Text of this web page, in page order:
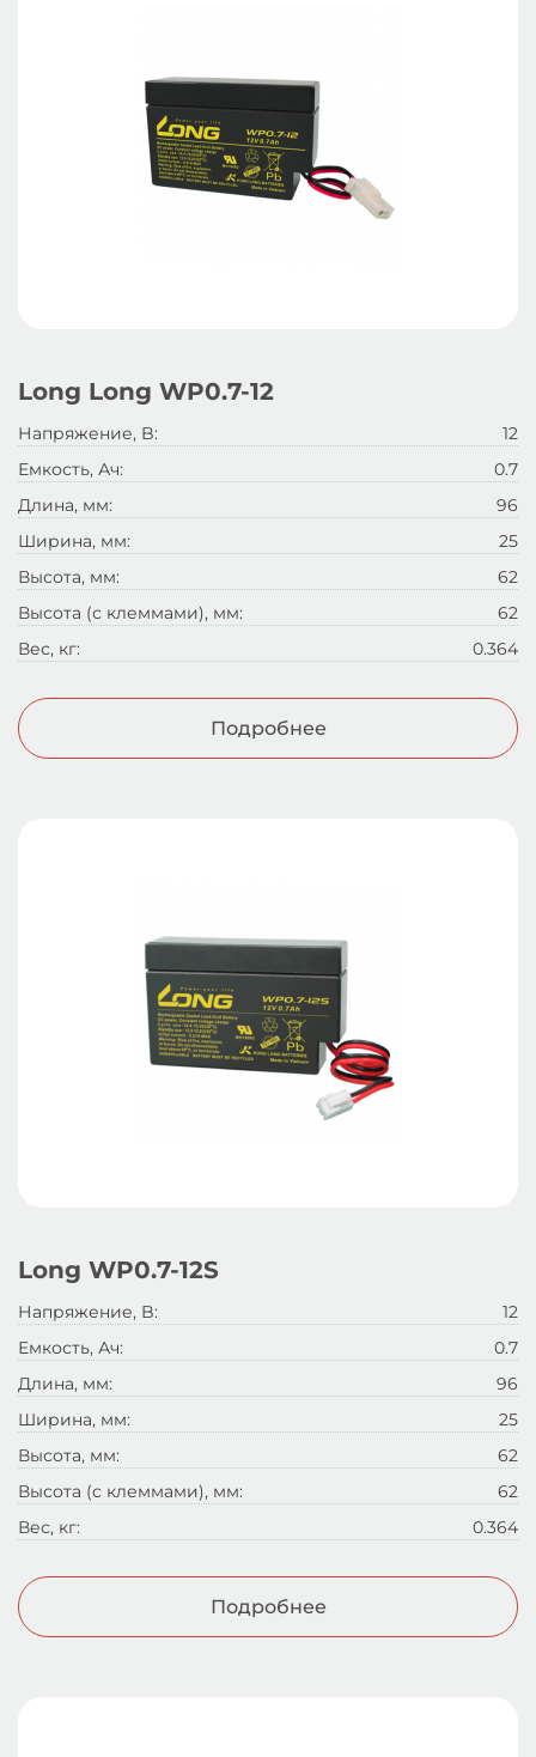
Long Long WP0.7-12
Напряжение, B:
12
Емкость, Ач:
0.7
Длина, мм:
96
Ширина, мм:
25
Высота, мм:
62
Высота (с клеммами), мм:
62
Вес, кг:
0.364
Подробнее
Long WP0.7-12S
Напряжение, B:
12
Емкость, Ач:
0.7
Длина, мм:
96
Ширина, мм:
25
Высота, мм:
62
Высота (с клеммами), мм:
62
Вес, кг:
0.364
Подробнее